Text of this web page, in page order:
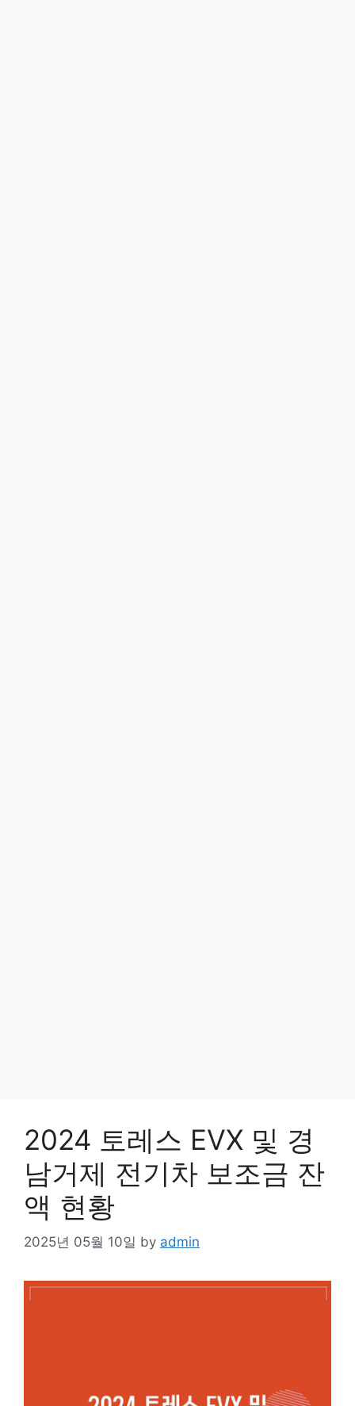
2024 토레스 EVX 및 경
남거제 전기차 보조금 잔
액 현황
2025년 05월 10일 by admin